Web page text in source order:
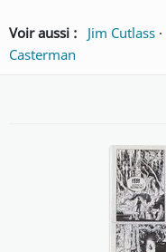
Voir aussi : Jim Cutlass ·
Casterman